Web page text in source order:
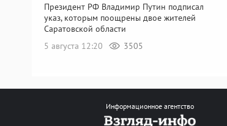
Президент РФ Владимир Путин подписал
указ, которым поощрены двое жителей
Саратовской области
5 августа 12:20
3505
Информационное агентство